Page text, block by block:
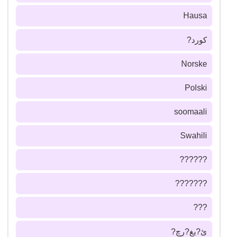
Hausa
كورد?
Norske
Polski
soomaali
Swahili
??????
???????
???
ئ?يغ?رچ?